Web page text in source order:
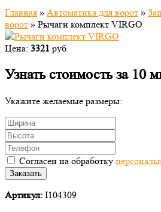
Главная » Автоматика для ворот »
ворот » Рычаги комплект VIRGO
Цена: 3321 руб.
Узнать стоимость за 10
Укажите желаемые размеры:
Согласен на обработку
Заказать
Артикул: I104309